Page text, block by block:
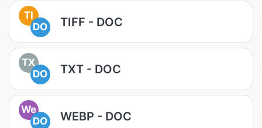
TI
DO
TIFF - DOC
TX
DO
TXT - DOC
We
DO
WEBP - DOC